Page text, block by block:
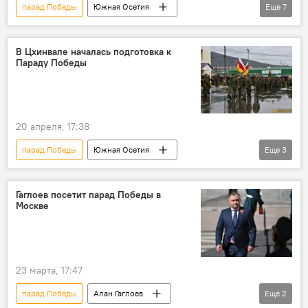
парад Победы
Южная Осетия
День Победы
Новости
Великая Отечественная война
Цхинвал
ЮОГУ
Юго-Осетинский госдрамтеатр имени Хетагурова
Еще 7
В Цхинвале началась подготовка к
Параду Победы
20 апреля, 17:38
парад Победы
Южная Осетия
Великая Отечественная война
День Победы
Минобороны Южной Осетии
Еще 3
Гаглоев посетит парад Победы в
Москве
23 марта, 17:47
парад Победы
Алан Гаглоев
Еще 2